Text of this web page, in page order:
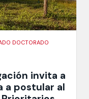
DOCTORADO
invita a
a postular al